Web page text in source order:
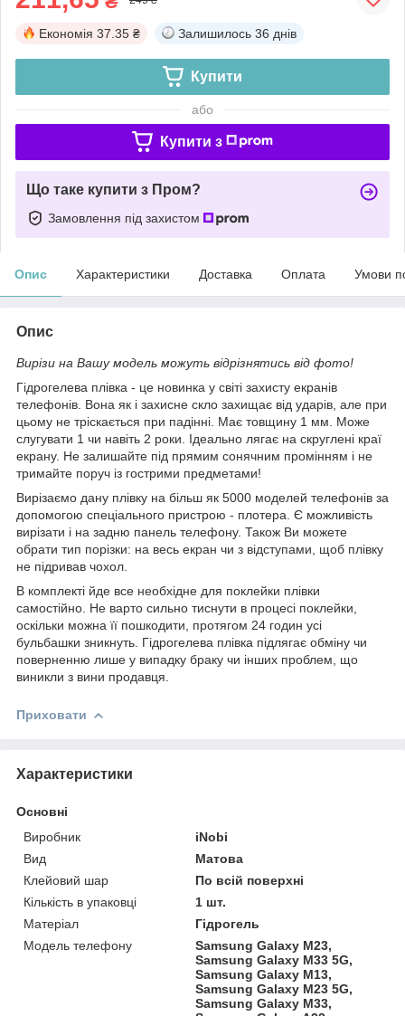
Економія 37.35 ₴ Залишилось 36 днів
Купити
або
Купити з
Що таке купити з Пром?
Замовлення під захистом
Опис Характеристики Доставка Оплата Умови
Опис
Вирізи на Вашу модель можуть відрізнятись від фото!
Гідрогелева плівка - це новинка у світі захисту екранів
телефонів. Вона як і захисне скло захищає від ударів, але при
цьому не тріскається при падінні. Має товщину 1 мм. Може
слугувати 1 чи навіть 2 роки. Ідеально лягає на скруглені краї
екрану. Не залишайте під прямим сонячним промінням і не
тримайте поруч із гострими предметами!
Вирізаємо дану плівку на більш як 5000 моделей телефонів за
допомогою спеціального пристрою - плотера. Є можливість
вирізати і на задню панель телефону. Також Ви можете
обрати тип порізки: на весь екран чи з відступами, щоб плівку
не підривав чохол.
В комплекті йде все необхідне для поклейки плівки
самостійно. Не варто сильно тиснути в процесі поклейки,
оскільки можна її пошкодити, протягом 24 годин усі
бульбашки зникнуть. Гідрогелева плівка підлягає обміну чи
поверненню лише у випадку браку чи інших проблем, що
виникли з вини продавця.
Приховати
Характеристики
Основні
Виробник
iNobi
Вид
Матова
Клейовий шар
По всій поверхні
Кількість в упаковці
1 шт.
Матеріал
Гідрогель
Модель телефону
Samsung Galaxy M23,
Samsung Galaxy M33 5G,
Samsung Galaxy M13,
Samsung Galaxy M23 5G,
Samsung Galaxy M33,